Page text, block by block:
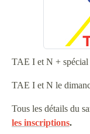
TAE I et N + spécial
TAE I et N le
Tous les détails du
les inscriptions.